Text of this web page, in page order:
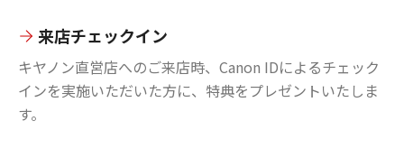
来店チェックイン
キヤノン直営店へのご来店時、Canon IDによるチェック
インを実施いただいた方に、特典をプレゼントいたしま
す。